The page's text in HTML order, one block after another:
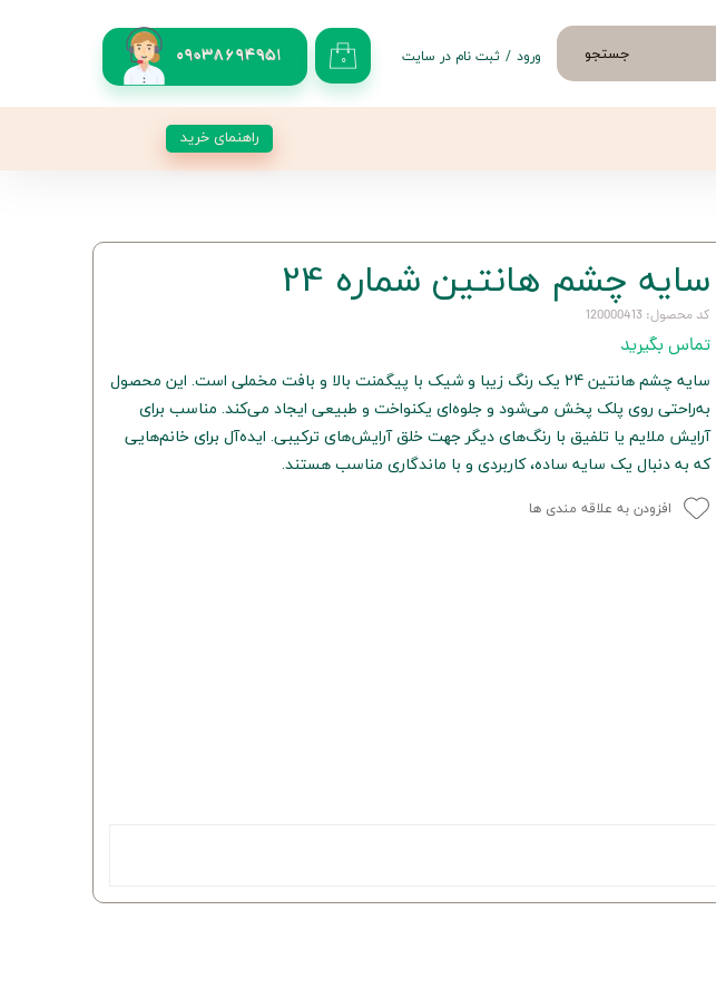
09038694951 جستجو ۰ ورود / ثبت نام در سایت
راهنمای خرید
سایه چشم هانتین شماره 24
کد محصول: 120000413
تماس بگیرید
سایه چشم هانتین 24 یک رنگ زیبا و شیک با پیگمنت بالا و بافت مخملی است. این محصول
به‌راحتی روی پلک پخش می‌شود و جلوه‌ای یکنواخت و طبیعی ایجاد می‌کند. مناسب برای
آرایش ملایم یا تلفیق با رنگ‌های دیگر جهت خلق آرایش‌های ترکیبی. ایده‌آل برای خانم‌هایی
که به دنبال یک سایه ساده، کاربردی و با ماندگاری مناسب هستند.
افزودن به علاقه مندی ها